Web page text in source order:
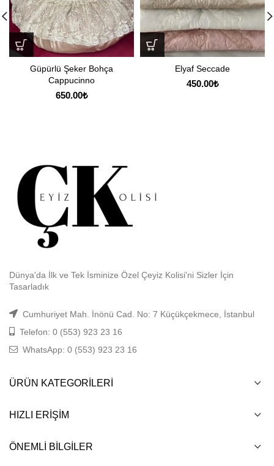
Güpürlü Şeker Bohça
Cappucinno
650.00₺
Elyaf Seccade
450.00₺
Dünya'da İlk ve Tek İsminize Özel Çeyiz Kolisi'ni Sizler İçin
Tasarladık
Cumhuriyet Mah. İnönü Cad. No: 7 Küçükçekmece, İstanbul
Telefon: 0 (553) 923 23 16
WhatsApp: 0 (553) 923 23 16
ÜRÜN KATEGORILERI
HIZLI ERIŞIM
ÖNEMLI BILGILER